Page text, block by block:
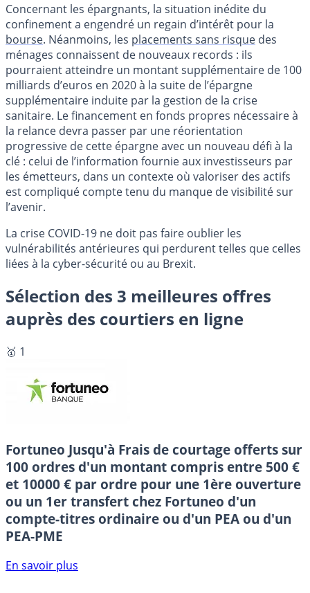
Concernant les épargnants, la situation inédite du
confinement a engendré un regain d’intérêt pour la
bourse. Néanmoins, les placements sans risque des
ménages connaissent de nouveaux records : ils
pourraient atteindre un montant supplémentaire de 100
milliards d’euros en 2020 à la suite de l’épargne
supplémentaire induite par la gestion de la crise
sanitaire. Le financement en fonds propres nécessaire à
la relance devra passer par une réorientation
progressive de cette épargne avec un nouveau défi à la
clé : celui de l’information fournie aux investisseurs par
les émetteurs, dans un contexte où valoriser des actifs
est compliqué compte tenu du manque de visibilité sur
l’avenir.
La crise COVID-19 ne doit pas faire oublier les
vulnérabilités antérieures qui perdurent telles que celles
liées à la cyber-sécurité ou au Brexit.
Sélection des 3 meilleures offres
auprès des courtiers en ligne
🥇 1
Fortuneo Jusqu'à Frais de courtage offerts sur
100 ordres d'un montant compris entre 500 €
et 10000 € par ordre pour une 1ère ouverture
ou un 1er transfert chez Fortuneo d'un
compte-titres ordinaire ou d'un PEA ou d'un
PEA-PME
En savoir plus